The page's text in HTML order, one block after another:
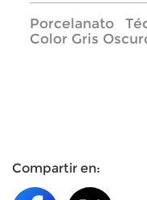
Porcelanato
Color Gris
Compartir en: